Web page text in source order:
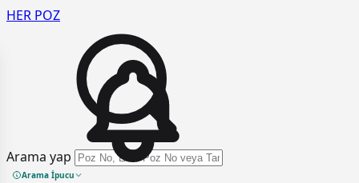
HER POZ
Arama yap
Arama İpucu